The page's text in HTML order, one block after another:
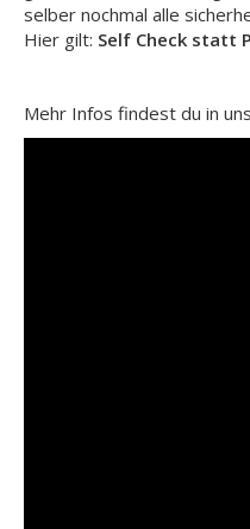
selber nochmal alle
Hier gilt: Self Check statt
Mehr Infos findest du in